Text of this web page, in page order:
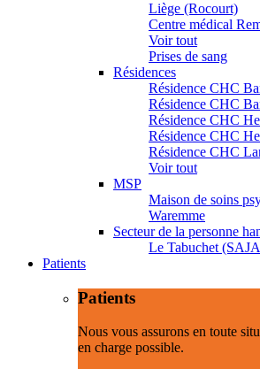
Liège (Rocourt)
Centre médical
Voir tout
Prises de sang
Résidences
Résidence CHC
Résidence CHC
Résidence CHC
Résidence CHC
Résidence CHC
Voir tout
MSP
Maison de soins
Waremme
Secteur de la personne
Le Tabuchet
Patients
Patients
Nous vous assurons en toute
en charge possible.